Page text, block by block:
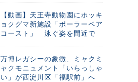
【動画】天王寺動物園にホッキ
ョクグマ新施設「ポーラーベア
コースト」 泳ぐ姿を間近で
万博レガシーの象徴、ミャクミ
ャクモニュメント「いらっしゃ
い」が西淀川区「福駅前」へ